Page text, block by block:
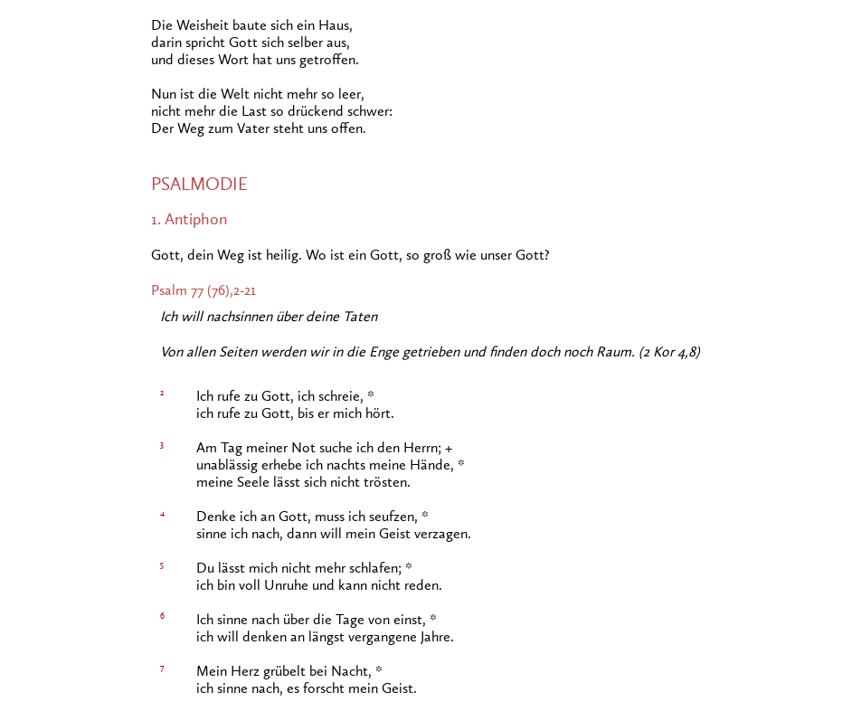
Die Weisheit baute sich ein Haus,
darin spricht Gott sich selber aus,
und dieses Wort hat uns getroffen.
Nun ist die Welt nicht mehr so leer,
nicht mehr die Last so drückend schwer:
Der Weg zum Vater steht uns offen.
PSALMODIE
1. Antiphon
Gott, dein Weg ist heilig. Wo ist ein Gott, so groß wie unser Gott?
Psalm 77 (76),2-21
Ich will nachsinnen über deine Taten
Von allen Seiten werden wir in die Enge getrieben und finden doch noch Raum. (2 Kor 4,8)
2
Ich rufe zu Gott, ich schreie, *
ich rufe zu Gott, bis er mich hört.
3
Am Tag meiner Not suche ich den Herrn; +
unablässig erhebe ich nachts meine Hände, *
meine Seele lässt sich nicht trösten.
4
Denke ich an Gott, muss ich seufzen, *
sinne ich nach, dann will mein Geist verzagen.
5
Du lässt mich nicht mehr schlafen; *
ich bin voll Unruhe und kann nicht reden.
6
Ich sinne nach über die Tage von einst, *
ich will denken an längst vergangene Jahre.
7
Mein Herz grübelt bei Nacht, *
ich sinne nach, es forscht mein Geist.